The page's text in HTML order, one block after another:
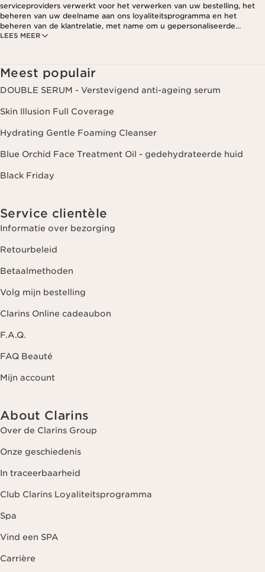
LEES MEER
serviceproviders verwerkt voor het verwerken van uw bestelling, het
beheren van uw deelname aan ons loyaliteitsprogramma en het
beheren van de klantrelatie, met name om u gepersonaliseerde
aanbiedingen te kunnen sturen op basis van uw eerdere aankopen en
Meest populair
DOUBLE SERUM - Verstevigend anti-ageing serum
Skin Illusion Full Coverage
Hydrating Gentle Foaming Cleanser
Blue Orchid Face Treatment Oil - gedehydrateerde huid
Black Friday
Service clientèle
Informatie over bezorging
Retourbeleid
Betaalmethoden
Volg mijn bestelling
Clarins Online cadeaubon
F.A.Q.
FAQ Beauté
Mijn account
About Clarins
Over de Clarins Group
Onze geschiedenis
In traceerbaarheid
Club Clarins Loyaliteitsprogramma
Spa
Vind een SPA
Carrière